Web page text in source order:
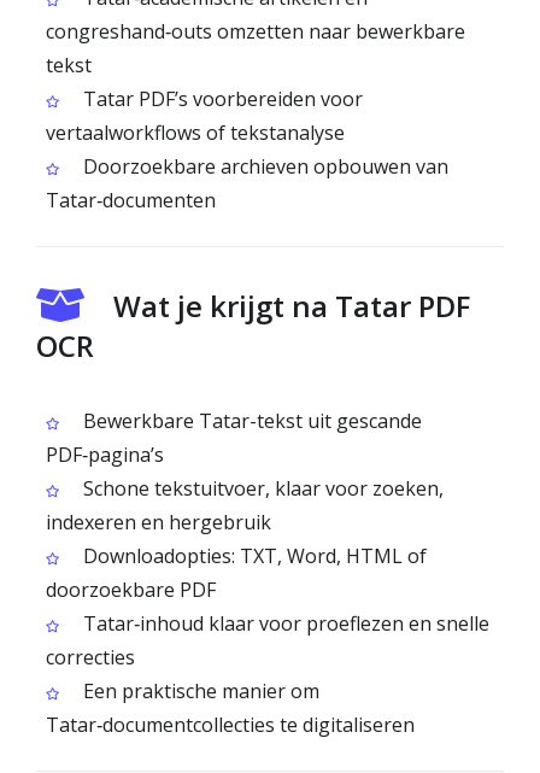
congreshand‑outs omzetten naar bewerkbare
tekst
Tatar PDF’s voorbereiden voor
vertaalworkflows of tekstanalyse
Doorzoekbare archieven opbouwen van
Tatar‑documenten
Wat je krijgt na Tatar PDF
OCR
Bewerkbare Tatar-tekst uit gescande
PDF‑pagina’s
Schone tekstuitvoer, klaar voor zoeken,
indexeren en hergebruik
Downloadopties: TXT, Word, HTML of
doorzoekbare PDF
Tatar‑inhoud klaar voor proeflezen en snelle
correcties
Een praktische manier om
Tatar‑documentcollecties te digitaliseren